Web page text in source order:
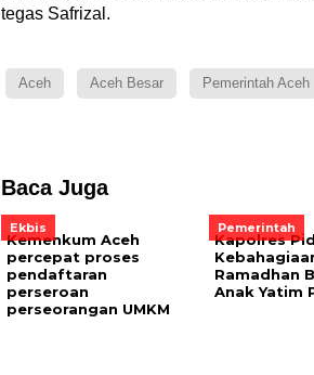
tegas Safrizal.
Aceh Aceh Besar Pemerintah Aceh
Baca Juga
Ekbis
Kemenkum Aceh
percepat proses
pendaftaran
perseroan
perseorangan UMKM
Pemerintah
Kapolres
Ramadhan
Anak Yatim